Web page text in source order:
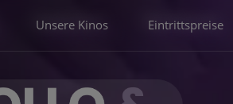
Unsere Kinos Eintrittspreise